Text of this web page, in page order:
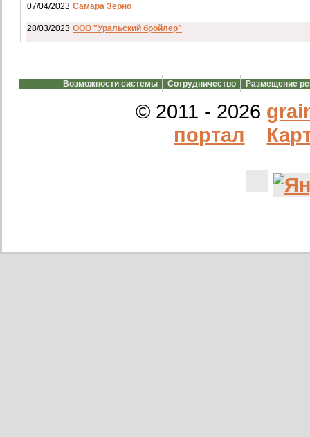
07/04/2023 Самара Зерно
28/03/2023 ООО "Уральский бройлер"
20/02/2023 GREENKO
Возможности системы Сотрудничество Размещение
© 2011 - 2026
портал